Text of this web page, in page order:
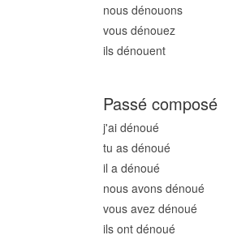
nous dénouons
vous dénouez
ils dénouent
Passé composé
j'ai dénoué
tu as dénoué
il a dénoué
nous avons dénoué
vous avez dénoué
ils ont dénoué